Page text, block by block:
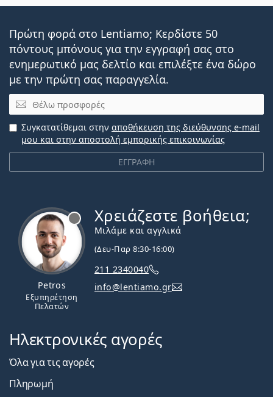
Πρώτη φορά στο Lentiamo; Κερδίστε 50
πόντους μπόνους για την εγγραφή σας στο
ενημερωτικό μας δελτίο και επιλέξτε ένα δώρο
με την πρώτη σας παραγγελία.
Email
ΕΓΓΡΑΦΗ
Συγκατατίθεμαι στην αποθήκευση της διεύθυνσης e-mail
μου και στην αποστολή εμπορικής επικοινωνίας
Petros
Εξυπηρέτηση
Πελατών
Χρειάζεστε βοήθεια;
Μιλάμε και αγγλικά
(Δευ-Παρ 8:30-16:00)
211 2340040
info@lentiamo.gr
Ηλεκτρονικές αγορές
Όλα για τις αγορές
Πληρωμή